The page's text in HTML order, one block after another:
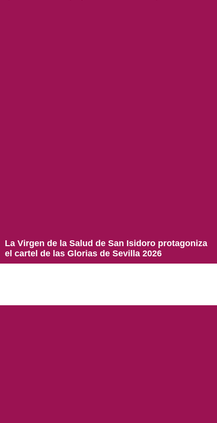
La Virgen de la Salud de San Isidoro protagoniza
el cartel de las Glorias de Sevilla 2026